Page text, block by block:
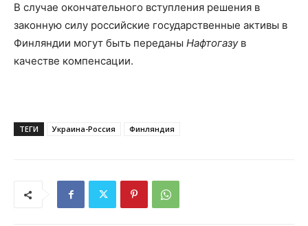
В случае окончательного вступления решения в
законную силу российские государственные активы в
Финляндии могут быть переданы Нафтогазу в
качестве компенсации.
ТЕГИ Украина-Россия Финляндия